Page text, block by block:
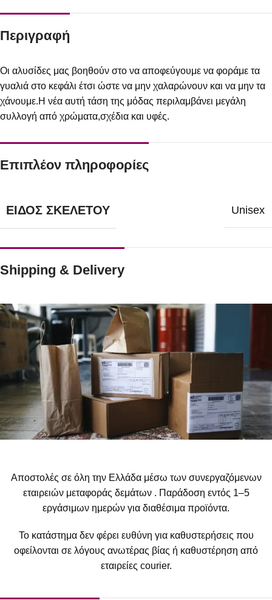
Περιγραφή
Οι αλυσίδες μας βοηθούν στο να αποφεύγουμε να φοράμε τα
γυαλιά στο κεφάλι έτσι ώστε να μην χαλαρώνουν και να μην τα
χάνουμε.Η νέα αυτή τάση της μόδας περιλαμβάνει μεγάλη
συλλογή από χρώματα,σχέδια και υφές.
Επιπλέον πληροφορίες
ΕΊΔΟΣ ΣΚΕΛΕΤΟΎ Unisex
Shipping & Delivery
Αποστολές σε όλη την Ελλάδα μέσω των συνεργαζόμενων
εταιρειών μεταφοράς δεμάτων . Παράδοση εντός 1–5
εργάσιμων ημερών για διαθέσιμα προϊόντα.
Το κατάστημα δεν φέρει ευθύνη για καθυστερήσεις που
οφείλονται σε λόγους ανωτέρας βίας ή καθυστέρηση από
εταιρείες courier.